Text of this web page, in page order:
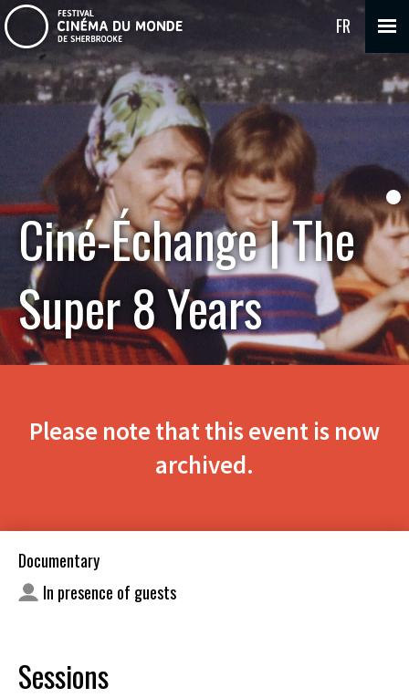
FR
Ciné-Échange | The
Super 8 Years
Please note that this event is now
archived.
Documentary
In presence of guests
Sessions